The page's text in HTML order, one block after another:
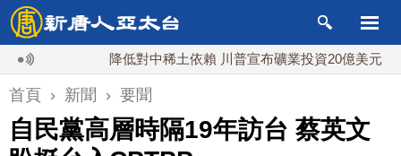
降低對中稀土依賴 川普宣布礦業投資20億美元 中
首頁 › 新聞 › 要聞
自民黨高層時隔19年訪台 蔡英文